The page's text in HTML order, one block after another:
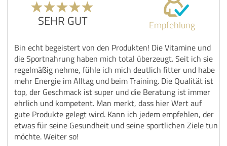
SEHR GUT Empfehlung
Bin echt begeistert von den Produkten! Die Vitamine und
die Sportnahrung haben mich total überzeugt. Seit ich sie
regelmäßig nehme, fühle ich mich deutlich fitter und habe
mehr Energie im Alltag und beim Training. Die Qualität ist
top, der Geschmack ist super und die Beratung ist immer
ehrlich und kompetent. Man merkt, dass hier Wert auf
gute Produkte gelegt wird. Kann ich jedem empfehlen, der
etwas für seine Gesundheit und seine sportlichen Ziele tun
möchte. Weiter so!